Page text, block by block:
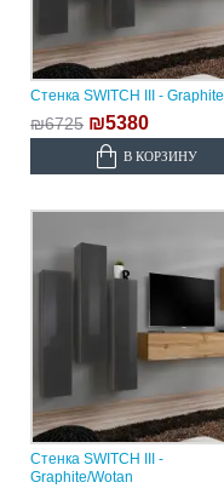
Стенка SWITCH III - Graphite
₪6725 ₪5380
В КОРЗИНУ
Стенка SWITCH III -
Graphite/Wotan